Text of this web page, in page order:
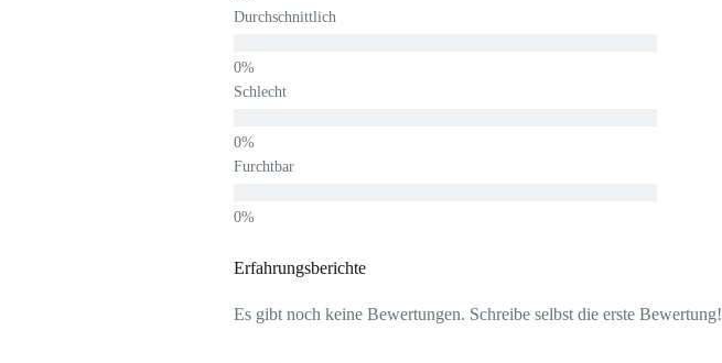
Durchschnittlich
Schlecht
Furchtbar
Erfahrungsberichte
Es gibt noch keine Bewertungen. Schreibe selbst die erste Bewertung!